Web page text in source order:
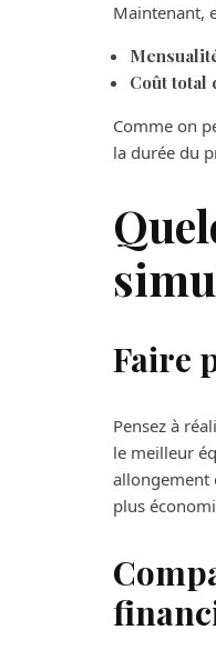
Maintenant,
Coût total
Comme on
la durée du
Faire
Pensez à
le meilleur
allongement
plus